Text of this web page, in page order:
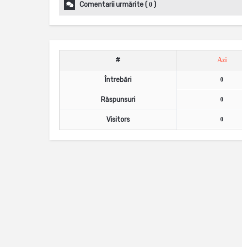
Comentarii urmărite( 0 )
# Azi
Întrebări 0
Răspunsuri 0
Visitors 0